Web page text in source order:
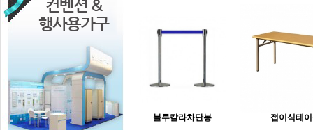
블루칼라차단봉 접이식테